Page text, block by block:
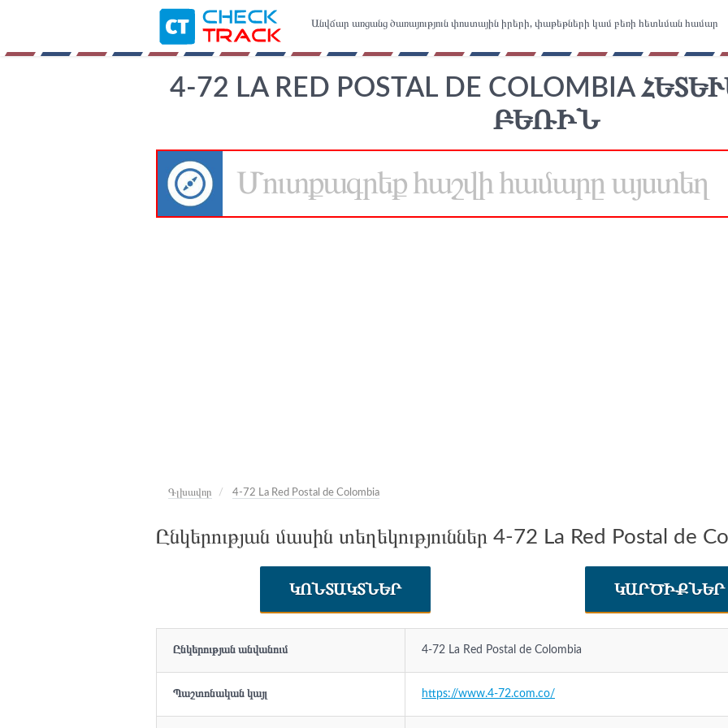
Անվճար առցանց ծառայություն փոստային իրերի, փաթեթների կամ բեռի հետևման համար
4-72 LA RED POSTAL DE COLOMBIA
ԵՌԻՆ
Գլխավոր 4-72 La Red Postal de Colombia
Ընկերության մասին տեղեկություններ 4-72 La Red Postal de
ԿՈՆՏԱԿՏՆԵՐ ԿԱՐԾԻՔՆԵՐ
Ընկերության անվանում 4-72 La Red Postal de Colombia
Պաշտոնական կայլ https://www.4-72.com.co/